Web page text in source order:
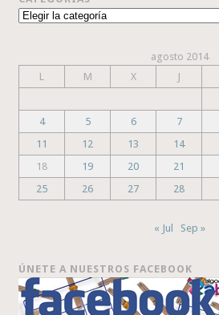
Categorías
agosto 2014
L
M X J
4
5 6 7
11
12 13 14
18
19 20 21
25
26 27 28
« Jul Sep »
ÚNETE A NUESTROS FACEBOOK